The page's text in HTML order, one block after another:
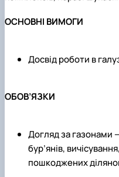
ОСНОВНІ ВИМОГИ
Досвід роботи в
ОБОВ’ЯЗКИ
Догляд за газонами
бур’янів,
пошкоджених